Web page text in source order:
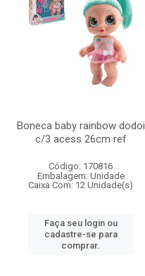
Boneca baby rainbow dodoi
c/3 acess 26cm ref
Código: 170816
Embalagem: Unidade
Caixa Com: 12 Unidade(s)
Faça seu login ou
cadastre-se para
comprar.